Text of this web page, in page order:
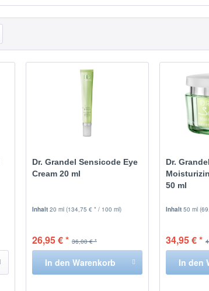
Dr. Grandel Sensicode Eye
Cream 20 ml
Inhalt 20 ml (134,75 € * / 100 ml)
36,00 € *
26,95 € *
In den Warenkorb
Dr.
50 ml
Inhalt50 ml
34,95 € *
In den